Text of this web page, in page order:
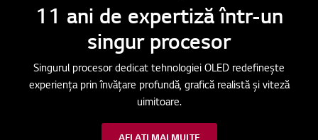
11 ani de expertiză într-un
singur procesor
Singurul procesor dedicat tehnologiei OLED redefinește
experiența prin învățare profundă, grafică realistă și viteză
uimitoare.
AFLAȚI MAI MULTE